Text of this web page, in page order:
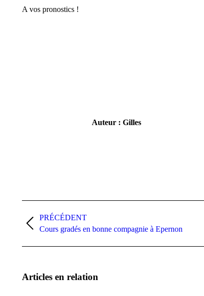
A vos pronostics !
Auteur : Gilles
article
PRÉCÉDENT
Article
précédent
:
Cours gradés en bonne compagnie à Epernon
Articles en relation